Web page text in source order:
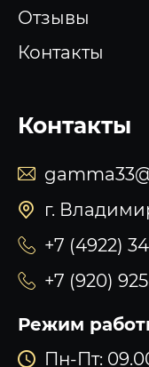
Отзывы
Контакты
Контакты
г.
+7 (4922)
+7 (920)
Режим
Пн-Пт: